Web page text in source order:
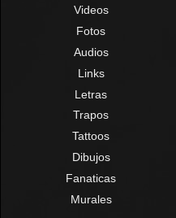
Videos
Fotos
Audios
Links
Letras
Trapos
Tattoos
Dibujos
Fanaticas
Murales